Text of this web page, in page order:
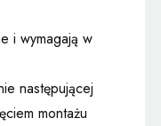
i wymagają w
następującej
montażu